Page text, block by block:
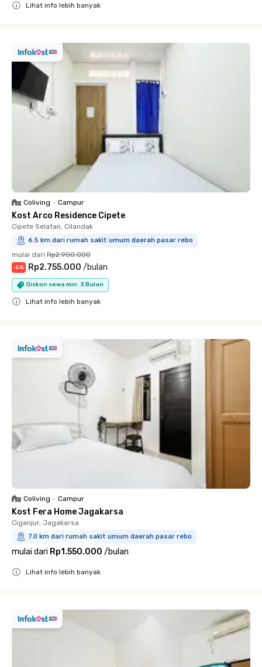
Lihat info lebih banyak
Coliving • Campur
Kost Arco Residence Cipete
Cipete Selatan, Cilandak
6.5 km dari rumah sakit umum daerah pasar rebo
mulai dari Rp2.900.000
-5% Rp2.755.000 /bulan
Diskon sewa min. 3 Bulan
Lihat info lebih banyak
Coliving • Campur
Kost Fera Home Jagakarsa
Ciganjur, Jagakarsa
7.0 km dari rumah sakit umum daerah pasar rebo
mulai dari Rp1.550.000 /bulan
Lihat info lebih banyak